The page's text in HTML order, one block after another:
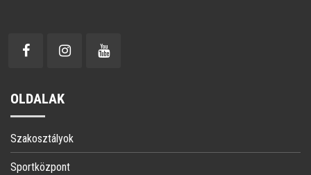
OLDALAK
Szakosztályok
Sportközpont